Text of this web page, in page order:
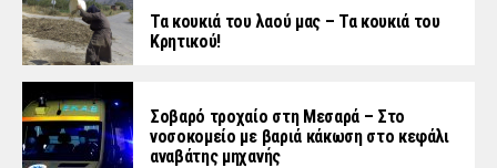
Τα κουκιά του λαού μας – Τα κουκιά του
Κρητικού!
Σοβαρό τροχαίο στη Μεσαρά – Στο
νοσοκομείο με βαριά κάκωση στο κεφάλι
αναβάτης μηχανής